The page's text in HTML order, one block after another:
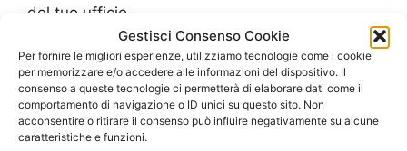
Gestisci Consenso Cookie
Per fornire le migliori esperienze, utilizziamo tecnologie come i cookie
per memorizzare e/o accedere alle informazioni del dispositivo. Il
consenso a queste tecnologie ci permetterà di elaborare dati come il
comportamento di navigazione o ID unici su questo sito. Non
acconsentire o ritirare il consenso può influire negativamente su alcune
caratteristiche e funzioni.
del tuo ufficio
SCOPRI LE OFFERTE PER L’UFFICIO